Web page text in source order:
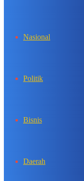
Nasional
Politik
Bisnis
Daerah